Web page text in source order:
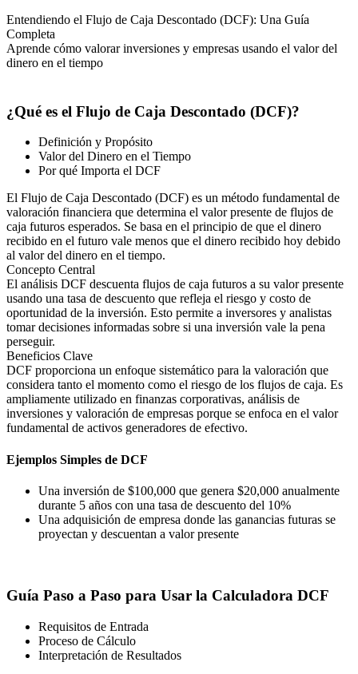
Entendiendo el Flujo de Caja Descontado (DCF): Una Guía
Completa
Aprende cómo valorar inversiones y empresas usando el valor del
dinero en el tiempo
¿Qué es el Flujo de Caja Descontado (DCF)?
Definición y Propósito
Valor del Dinero en el Tiempo
Por qué Importa el DCF
El Flujo de Caja Descontado (DCF) es un método fundamental de
valoración financiera que determina el valor presente de flujos de
caja futuros esperados. Se basa en el principio de que el dinero
recibido en el futuro vale menos que el dinero recibido hoy debido
al valor del dinero en el tiempo.
Concepto Central
El análisis DCF descuenta flujos de caja futuros a su valor presente
usando una tasa de descuento que refleja el riesgo y costo de
oportunidad de la inversión. Esto permite a inversores y analistas
tomar decisiones informadas sobre si una inversión vale la pena
perseguir.
Beneficios Clave
DCF proporciona un enfoque sistemático para la valoración que
considera tanto el momento como el riesgo de los flujos de caja. Es
ampliamente utilizado en finanzas corporativas, análisis de
inversiones y valoración de empresas porque se enfoca en el valor
fundamental de activos generadores de efectivo.
Ejemplos Simples de DCF
Una inversión de $100,000 que genera $20,000 anualmente
durante 5 años con una tasa de descuento del 10%
Una adquisición de empresa donde las ganancias futuras se
proyectan y descuentan a valor presente
Guía Paso a Paso para Usar la Calculadora DCF
Requisitos de Entrada
Proceso de Cálculo
Interpretación de Resultados